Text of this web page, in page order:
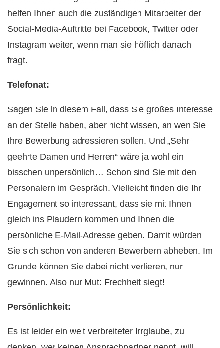
helfen Ihnen auch die zuständigen Mitarbeiter der
Social-Media-Auftritte bei Facebook, Twitter oder
Instagram weiter, wenn man sie höflich danach
fragt.
Telefonat:
Sagen Sie in diesem Fall, dass Sie großes Interesse
an der Stelle haben, aber nicht wissen, an wen Sie
Ihre Bewerbung adressieren sollen. Und „Sehr
geehrte Damen und Herren“ wäre ja wohl ein
bisschen unpersönlich… Schon sind Sie mit den
Personalern im Gespräch. Vielleicht finden die Ihr
Engagement so interessant, dass sie mit Ihnen
gleich ins Plaudern kommen und Ihnen die
persönliche E-Mail-Adresse geben. Damit würden
Sie sich schon von anderen Bewerbern abheben. Im
Grunde können Sie dabei nicht verlieren, nur
gewinnen. Also nur Mut: Frechheit siegt!
Persönlichkeit:
Es ist leider ein weit verbreiteter Irrglaube, zu